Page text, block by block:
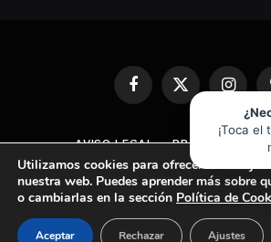
¡Toca el
Facebook
X
(Twitter)
AVISO LEGAL PROTECCIÓN DE
POLÍTICA DE COOKIES
© 2026 Asociación de Hostelería y
Utilizamos cookies para ofrecerte la mejor
nuestra web. Puedes aprender más sobre
o cambiarlas en la sección Política de
Aceptar Rechazar Ajustes